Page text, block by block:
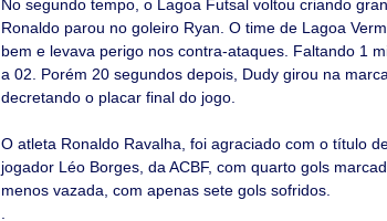
No segundo tempo, o Lagoa Futsal voltou criando
Ronaldo parou no goleiro Ryan. O time de Lagoa
bem e levava perigo nos contra-ataques. Faltando 1
a 02. Porém 20 segundos depois, Dudy girou na
decretando o placar final do jogo.
O atleta Ronaldo Ravalha, foi agraciado com o título
jogador Léo Borges, da ACBF, com quarto gols
menos vazada, com apenas sete gols sofridos.